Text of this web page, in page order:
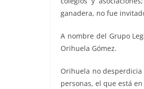
ganadera, no fue
A nombre del Grupo
Orihuela Gómez.
Orihuela no
personas, el que está